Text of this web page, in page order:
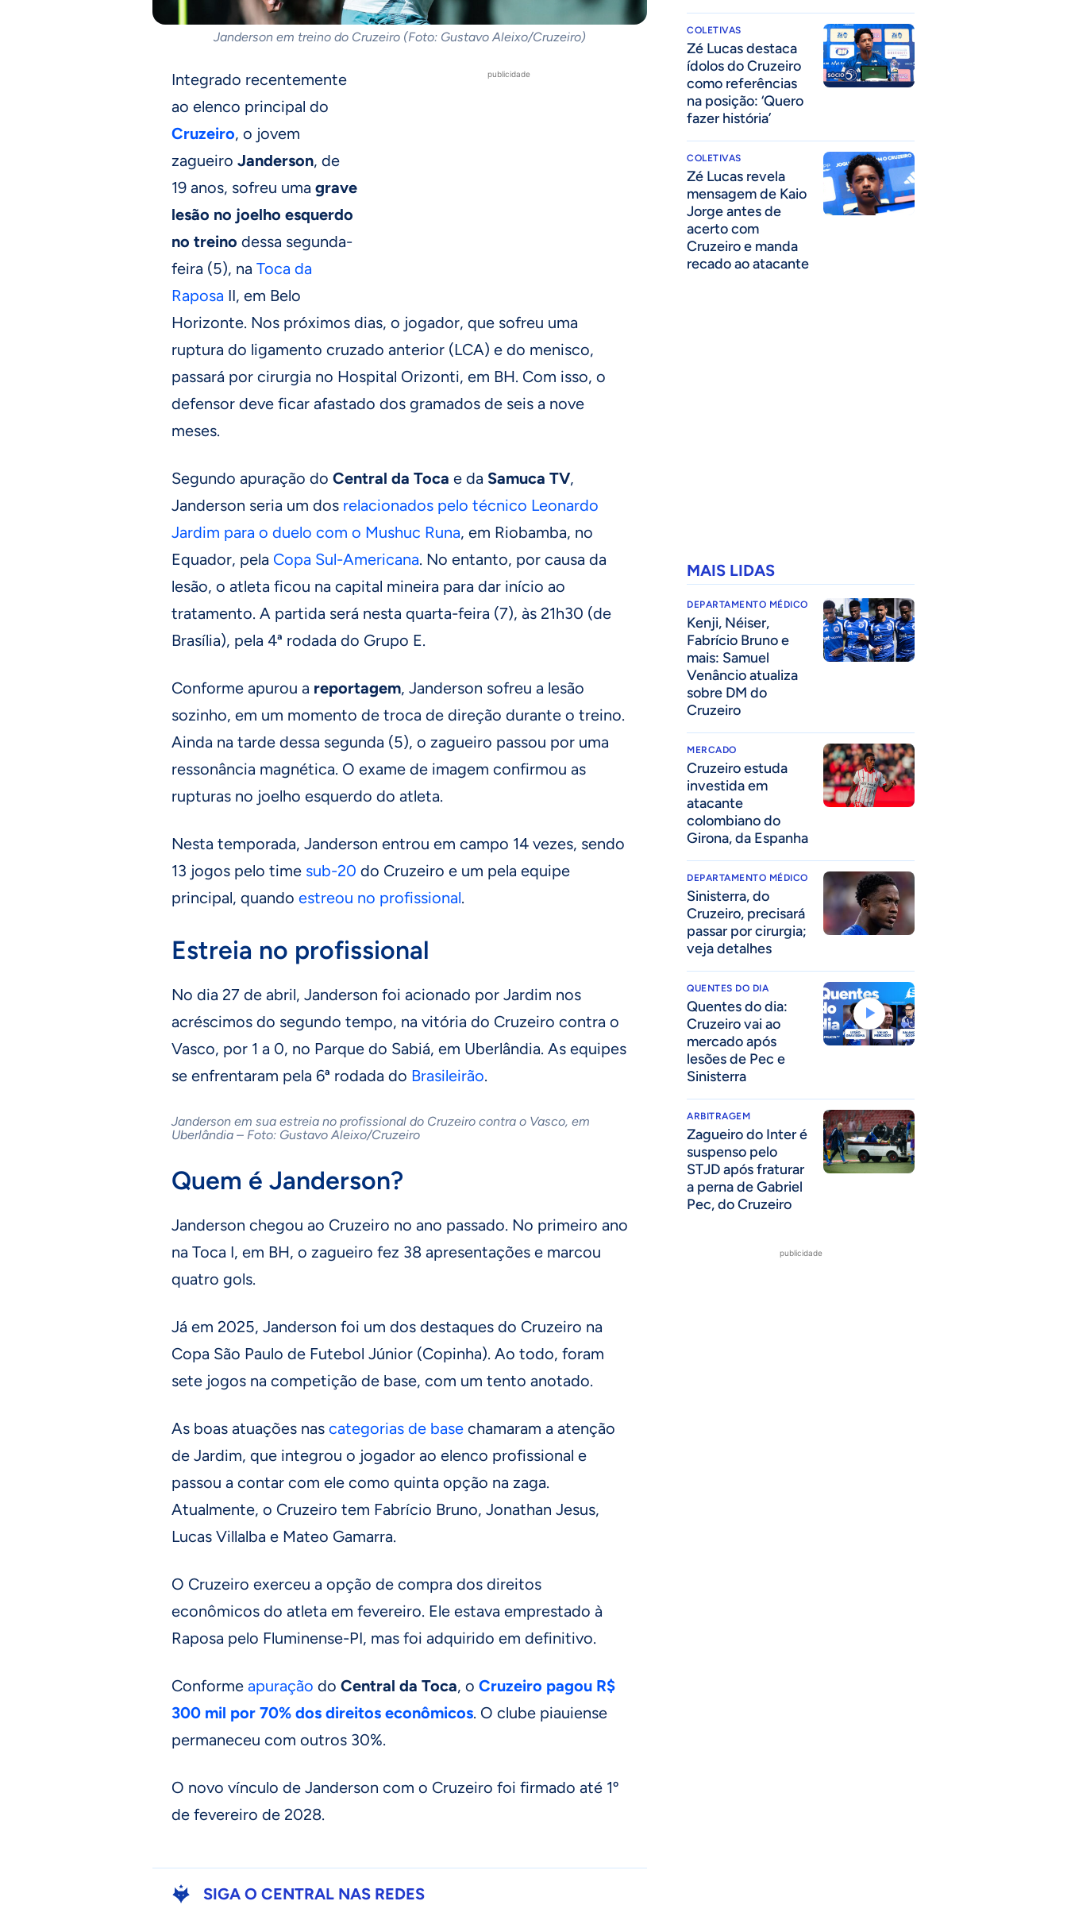
Janderson em treino do Cruzeiro (Foto: Gustavo Aleixo/Cruzeiro)
publicidade
Integrado recentemente
ao elenco principal do
Cruzeiro, o jovem
zagueiro Janderson, de
19 anos, sofreu uma grave
lesão no joelho esquerdo
no treino dessa segunda-
feira (5), na Toca da
Raposa II, em Belo
Horizonte. Nos próximos dias, o jogador, que sofreu uma
ruptura do ligamento cruzado anterior (LCA) e do menisco,
passará por cirurgia no Hospital Orizonti, em BH. Com isso, o
defensor deve ficar afastado dos gramados de seis a nove
meses.
Segundo apuração do Central da Toca e da Samuca TV,
Janderson seria um dos relacionados pelo técnico Leonardo
Jardim para o duelo com o Mushuc Runa, em Riobamba, no
Equador, pela Copa Sul-Americana. No entanto, por causa da
lesão, o atleta ficou na capital mineira para dar início ao
tratamento. A partida será nesta quarta-feira (7), às 21h30 (de
Brasília), pela 4ª rodada do Grupo E.
Conforme apurou a reportagem, Janderson sofreu a lesão
sozinho, em um momento de troca de direção durante o treino.
Ainda na tarde dessa segunda (5), o zagueiro passou por uma
ressonância magnética. O exame de imagem confirmou as
rupturas no joelho esquerdo do atleta.
Nesta temporada, Janderson entrou em campo 14 vezes, sendo
13 jogos pelo time sub-20 do Cruzeiro e um pela equipe
principal, quando estreou no profissional.
Estreia no profissional
No dia 27 de abril, Janderson foi acionado por Jardim nos
acréscimos do segundo tempo, na vitória do Cruzeiro contra o
Vasco, por 1 a 0, no Parque do Sabiá, em Uberlândia. As equipes
se enfrentaram pela 6ª rodada do Brasileirão.
Janderson em sua estreia no profissional do Cruzeiro contra o Vasco, em
Uberlândia – Foto: Gustavo Aleixo/Cruzeiro
Quem é Janderson?
Janderson chegou ao Cruzeiro no ano passado. No primeiro ano
na Toca I, em BH, o zagueiro fez 38 apresentações e marcou
quatro gols.
Já em 2025, Janderson foi um dos destaques do Cruzeiro na
Copa São Paulo de Futebol Júnior (Copinha). Ao todo, foram
sete jogos na competição de base, com um tento anotado.
As boas atuações nas categorias de base chamaram a atenção
de Jardim, que integrou o jogador ao elenco profissional e
passou a contar com ele como quinta opção na zaga.
Atualmente, o Cruzeiro tem Fabrício Bruno, Jonathan Jesus,
Lucas Villalba e Mateo Gamarra.
O Cruzeiro exerceu a opção de compra dos direitos
econômicos do atleta em fevereiro. Ele estava emprestado à
Raposa pelo Fluminense-PI, mas foi adquirido em definitivo.
Conforme apuração do Central da Toca, o Cruzeiro pagou R$
300 mil por 70% dos direitos econômicos. O clube piauiense
permaneceu com outros 30%.
O novo vínculo de Janderson com o Cruzeiro foi firmado até 1º
de fevereiro de 2028.
SIGA O CENTRAL NAS REDES
COLETIVAS
Zé Lucas destaca
ídolos do Cruzeiro
como referências
na posição: ‘Quero
fazer história’
COLETIVAS
Zé Lucas revela
mensagem de Kaio
Jorge antes de
acerto com
Cruzeiro e manda
recado ao atacante
MAIS LIDAS
DEPARTAMENTO MÉDICO
Kenji, Néiser,
Fabrício Bruno e
mais: Samuel
Venâncio atualiza
sobre DM do
Cruzeiro
MERCADO
Cruzeiro estuda
investida em
atacante
colombiano do
Girona, da Espanha
DEPARTAMENTO MÉDICO
Sinisterra, do
Cruzeiro, precisará
passar por cirurgia;
veja detalhes
QUENTES DO DIA
Quentes do dia:
Cruzeiro vai ao
mercado após
lesões de Pec e
Sinisterra
ARBITRAGEM
Zagueiro do Inter é
suspenso pelo
STJD após fraturar
a perna de Gabriel
Pec, do Cruzeiro
publicidade